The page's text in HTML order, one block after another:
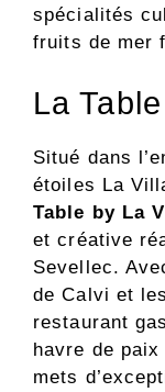
spécialités
fruits de mer
La
Situé dans
étoiles La
Table by La
et créative
Sevellec.
de Calvi et
restaurant
havre de
mets